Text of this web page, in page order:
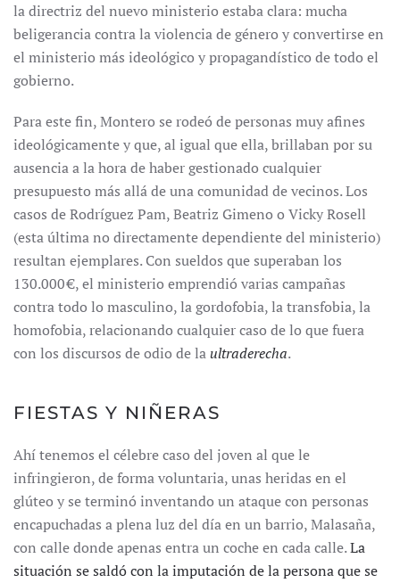
la directriz del nuevo ministerio estaba clara: mucha
beligerancia contra la violencia de género y convertirse en
el ministerio más ideológico y propagandístico de todo el
gobierno.
Para este fin, Montero se rodeó de personas muy afines
ideológicamente y que, al igual que ella, brillaban por su
ausencia a la hora de haber gestionado cualquier
presupuesto más allá de una comunidad de vecinos. Los
casos de Rodríguez Pam, Beatriz Gimeno o Vicky Rosell
(esta última no directamente dependiente del ministerio)
resultan ejemplares. Con sueldos que superaban los
130.000 €, el ministerio emprendió varias campañas
contra todo lo masculino, la gordofobia, la transfobia, la
homofobia, relacionando cualquier caso de lo que fuera
con los discursos de odio de laultraderecha.
FIESTAS Y NIÑERAS
Ahí tenemos el célebre caso del joven al que le
infringieron, de forma voluntaria, unas heridas en el
glúteo y se terminó inventando un ataque con personas
encapuchadas a plena luz del día en un barrio, Malasaña,
con calle donde apenas entra un coche en cada calle.La
situación se saldó con la imputación de la persona que se